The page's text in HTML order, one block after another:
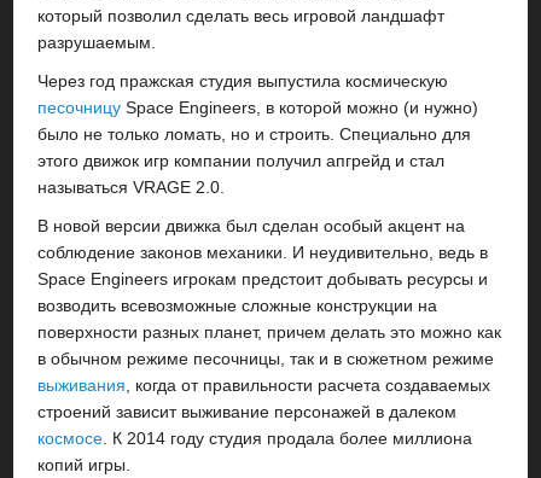
который позволил сделать весь игровой ландшафт
разрушаемым.
Через год пражская студия выпустила космическую
песочницу Space Engineers, в которой можно (и нужно)
было не только ломать, но и строить. Специально для
этого движок игр компании получил апгрейд и стал
называться VRAGE 2.0.
В новой версии движка был сделан особый акцент на
соблюдение законов механики. И неудивительно, ведь в
Space Engineers игрокам предстоит добывать ресурсы и
возводить всевозможные сложные конструкции на
поверхности разных планет, причем делать это можно как
в обычном режиме песочницы, так и в сюжетном режиме
выживания , когда от правильности расчета создаваемых
строений зависит выживание персонажей в далеком
космосе . К 2014 году студия продала более миллиона
копий игры.